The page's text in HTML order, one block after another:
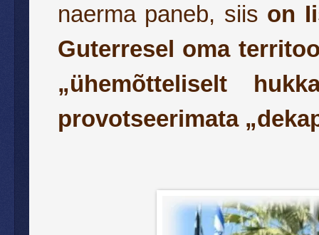
naerma paneb, siis on
Guterresel oma
„ühemõtteliselt
provotseerimata